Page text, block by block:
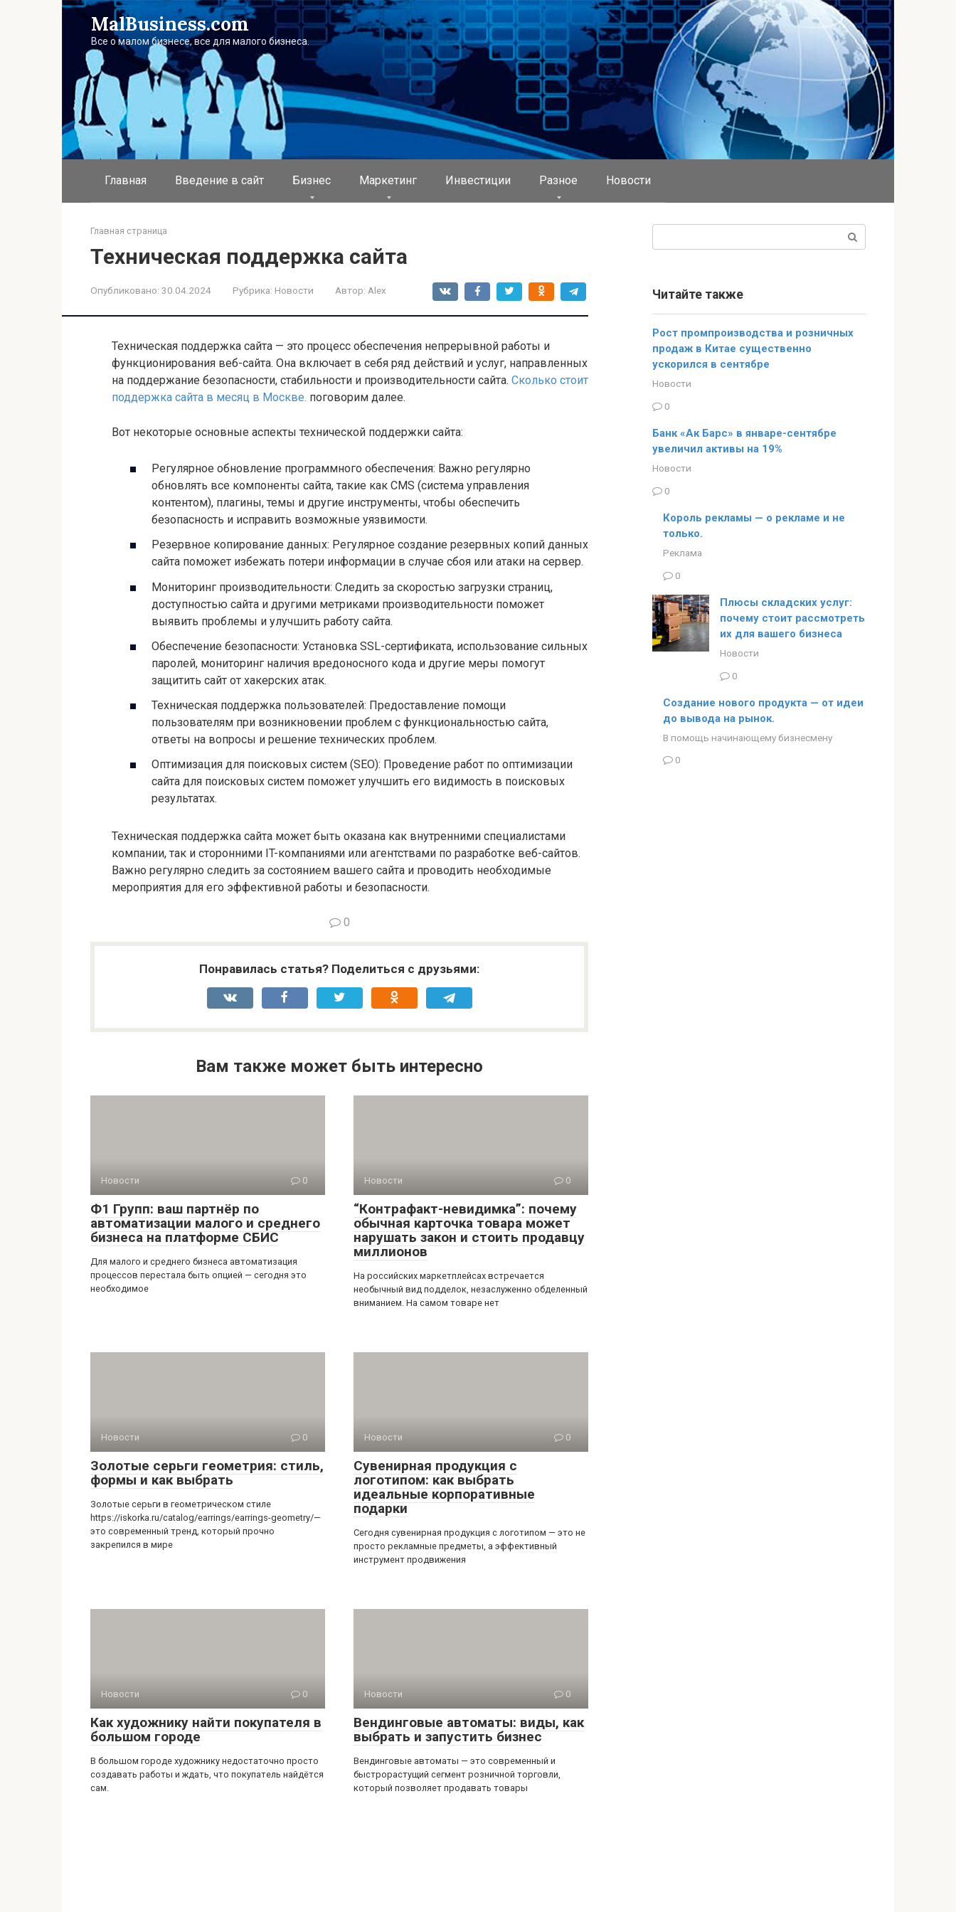
MalBusiness.com
Все о малом бизнесе, все для малого бизнеса.
Главная Введение в сайт Бизнес Маркетинг Инвестиции Разное Новости
Главная страница
Техническая поддержка сайта
Опубликовано: 30.04.2024 Рубрика: Новости Автор: Alex
Техническая поддержка сайта — это процесс обеспечения непрерывной работы и
функционирования веб-сайта. Она включает в себя ряд действий и услуг, направленных
на поддержание безопасности, стабильности и производительности сайта. Сколько стоит
поддержка сайта в месяц в Москве. поговорим далее.
Вот некоторые основные аспекты технической поддержки сайта:
Регулярное обновление программного обеспечения: Важно регулярно
обновлять все компоненты сайта, такие как CMS (система управления
контентом), плагины, темы и другие инструменты, чтобы обеспечить
безопасность и исправить возможные уязвимости.
Резервное копирование данных: Регулярное создание резервных копий данных
сайта поможет избежать потери информации в случае сбоя или атаки на сервер.
Мониторинг производительности: Следить за скоростью загрузки страниц,
доступностью сайта и другими метриками производительности поможет
выявить проблемы и улучшить работу сайта.
Обеспечение безопасности: Установка SSL-сертификата, использование сильных
паролей, мониторинг наличия вредоносного кода и другие меры помогут
защитить сайт от хакерских атак.
Техническая поддержка пользователей: Предоставление помощи
пользователям при возникновении проблем с функциональностью сайта,
ответы на вопросы и решение технических проблем.
Оптимизация для поисковых систем (SEO): Проведение работ по оптимизации
сайта для поисковых систем поможет улучшить его видимость в поисковых
результатах.
Техническая поддержка сайта может быть оказана как внутренними специалистами
компании, так и сторонними IT-компаниями или агентствами по разработке веб-сайтов.
Важно регулярно следить за состоянием вашего сайта и проводить необходимые
мероприятия для его эффективной работы и безопасности.
0
Понравилась статья? Поделиться с друзьями:
Вам также может быть интересно
Новости 0
Ф1 Групп: ваш партнёр по
автоматизации малого и среднего
бизнеса на платформе СБИС
Для малого и среднего бизнеса автоматизация
процессов перестала быть опцией — сегодня это
необходимое
Новости 0
“Контрафакт-невидимка”: почему
обычная карточка товара может
нарушать закон и стоить продавцу
миллионов
На российских маркетплейсах встречается
необычный вид подделок, незаслуженно обделенный
вниманием. На самом товаре нет
Новости 0
Золотые серьги геометрия: стиль,
формы и как выбрать
Золотые серьги в геометрическом стиле
https://iskorka.ru/catalog/earrings/earrings-geometry/—
это современный тренд, который прочно
закрепился в мире
Новости 0
Сувенирная продукция с
логотипом: как выбрать
идеальные корпоративные
подарки
Сегодня сувенирная продукция с логотипом — это не
просто рекламные предметы, а эффективный
инструмент продвижения
Новости 0
Как художнику найти покупателя в
большом городе
В большом городе художнику недостаточно просто
создавать работы и ждать, что покупатель найдётся
сам.
Новости 0
Вендинговые автоматы: виды, как
выбрать и запустить бизнес
Вендинговые автоматы — это современный и
быстрорастущий сегмент розничной торговли,
который позволяет продавать товары
Читайте также
Рост промпроизводства и розничных
продаж в Китае существенно
ускорился в сентябре
Новости
0
Банк «Ак Барс» в январе-сентябре
увеличил активы на 19%
Новости
0
Король рекламы — о рекламе и не
только.
Реклама
0
Плюсы складских услуг:
почему стоит рассмотреть
их для вашего бизнеса
Новости
0
Создание нового продукта — от идеи
до вывода на рынок.
В помощь начинающему бизнесмену
0